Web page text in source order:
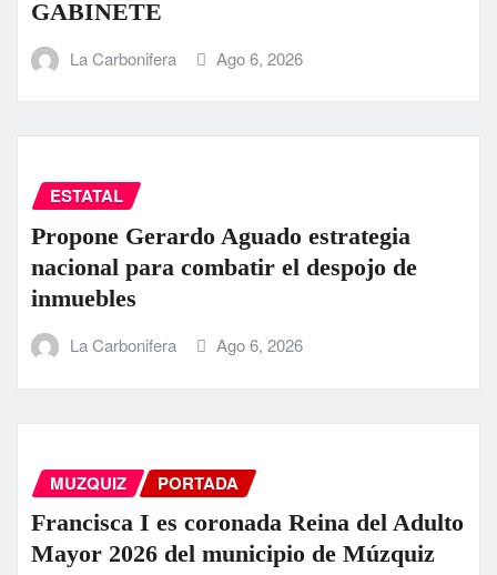
GABINETE
La Carbonifera Ago 6, 2026
ESTATAL
Propone Gerardo Aguado estrategia
nacional para combatir el despojo de
inmuebles
La Carbonifera Ago 6, 2026
MUZQUIZ PORTADA
Francisca I es coronada Reina del Adulto
Mayor 2026 del municipio de Múzquiz